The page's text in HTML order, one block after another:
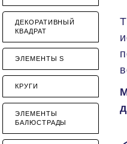
ДЕКОРАТИВНЫЙ
КВАДРАТ
ЭЛЕМЕНТЫ S
КРУГИ
ЭЛЕМЕНТЫ
БАЛЮСТРАДЫ